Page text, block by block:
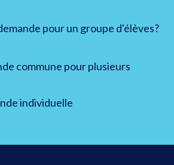
pour un groupe d'élèves?
commune pour plusieurs
individuelle